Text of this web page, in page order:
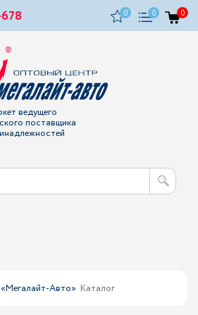
0 0 0
ведущего
поставщика
Авто» Каталог